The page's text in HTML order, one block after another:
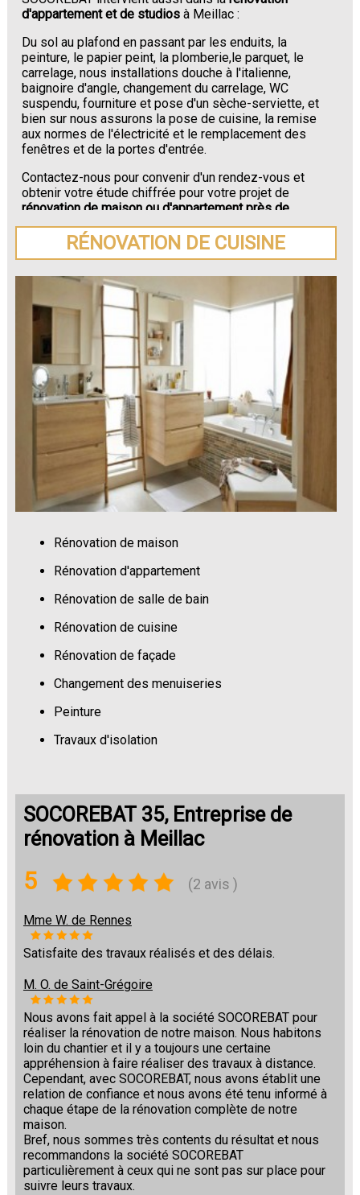
d'appartement et de studios à Meillac :
Du sol au plafond en passant par les enduits, la
peinture, le papier peint, la plomberie,le parquet, le
carrelage, nous installations douche à l'italienne,
baignoire d'angle, changement du carrelage, WC
suspendu, fourniture et pose d'un sèche-serviette, et
bien sur nous assurons la pose de cuisine, la remise
aux normes de l'électricité et le remplacement des
fenêtres et de la portes d'entrée.
Contactez-nous pour convenir d'un rendez-vous et
obtenir votre étude chiffrée pour votre projet de
rénovation de maison ou d'appartement près de
Meillac.
RÉNOVATION DE CUISINE
Rénovation de maison
Rénovation d'appartement
Rénovation de salle de bain
Rénovation de cuisine
Rénovation de façade
Changement des menuiseries
Peinture
Travaux d'isolation
SOCOREBAT 35, Entreprise de
rénovation à Meillac
5 (2 avis )
Mme W. de Rennes
Satisfaite des travaux réalisés et des délais.
M. O. de Saint-Grégoire
Nous avons fait appel à la société SOCOREBAT pour
réaliser la rénovation de notre maison. Nous habitons
loin du chantier et il y a toujours une certaine
appréhension à faire réaliser des travaux à distance.
Cependant, avec SOCOREBAT, nous avons établit une
relation de confiance et nous avons été tenu informé à
chaque étape de la rénovation complète de notre
maison.
Bref, nous sommes très contents du résultat et nous
recommandons la société SOCOREBAT
particulièrement à ceux qui ne sont pas sur place pour
suivre leurs travaux.